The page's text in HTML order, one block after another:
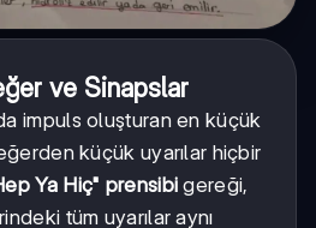
ve Sinapslar
impuls oluşturan en küçük
küçük uyarılar hiçbir
Ya Hiç" prensibi gereği,
tüm uyarılar aynı